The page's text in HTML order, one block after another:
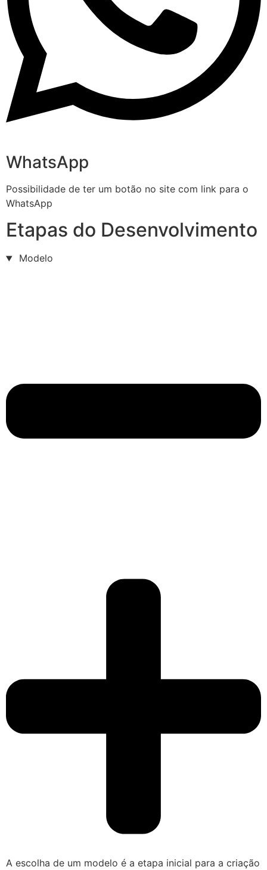
WhatsApp
Possibilidade de ter um botão no site com link para o
WhatsApp
Etapas do Desenvolvimento
Modelo
A escolha de um modelo é a etapa inicial para a criação